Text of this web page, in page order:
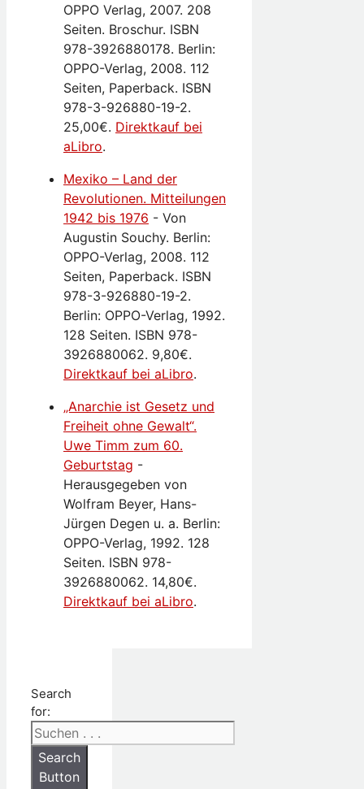
OPPO Verlag, 2007. 208
Seiten. Broschur. ISBN
978-3926880178. Berlin:
OPPO-Verlag, 2008. 112
Seiten, Paperback. ISBN
978-3-926880-19-2.
25,00€. Direktkauf bei
aLibro.
Mexiko – Land der
Revolutionen. Mitteilungen
1942 bis 1976 - Von
Augustin Souchy. Berlin:
OPPO-Verlag, 2008. 112
Seiten, Paperback. ISBN
978-3-926880-19-2.
Berlin: OPPO-Verlag, 1992.
128 Seiten. ISBN 978-
3926880062. 9,80€.
Direktkauf bei aLibro.
„Anarchie ist Gesetz und
Freiheit ohne Gewalt“.
Uwe Timm zum 60.
Geburtstag -
Herausgegeben von
Wolfram Beyer, Hans-
Jürgen Degen u. a. Berlin:
OPPO-Verlag, 1992. 128
Seiten. ISBN 978-
3926880062. 14,80€.
Direktkauf bei aLibro.
Search
for:
Search
Button